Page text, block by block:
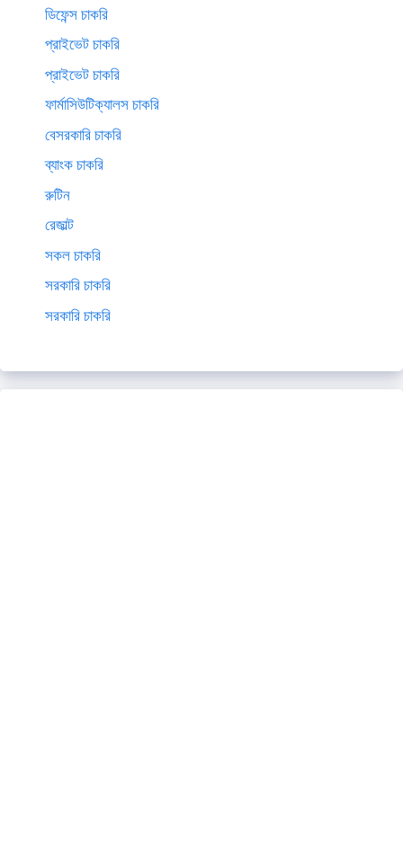
ডিফেন্স চাকরি
প্রাইভেট চাকরি
প্রাইভেট চাকরি
ফার্মাসিউটিক্যালস চাকরি
বেসরকারি চাকরি
ব্যাংক চাকরি
রুটিন
রেজাল্ট
সকল চাকরি
সরকারি চাকরি
সরকারি চাকরি